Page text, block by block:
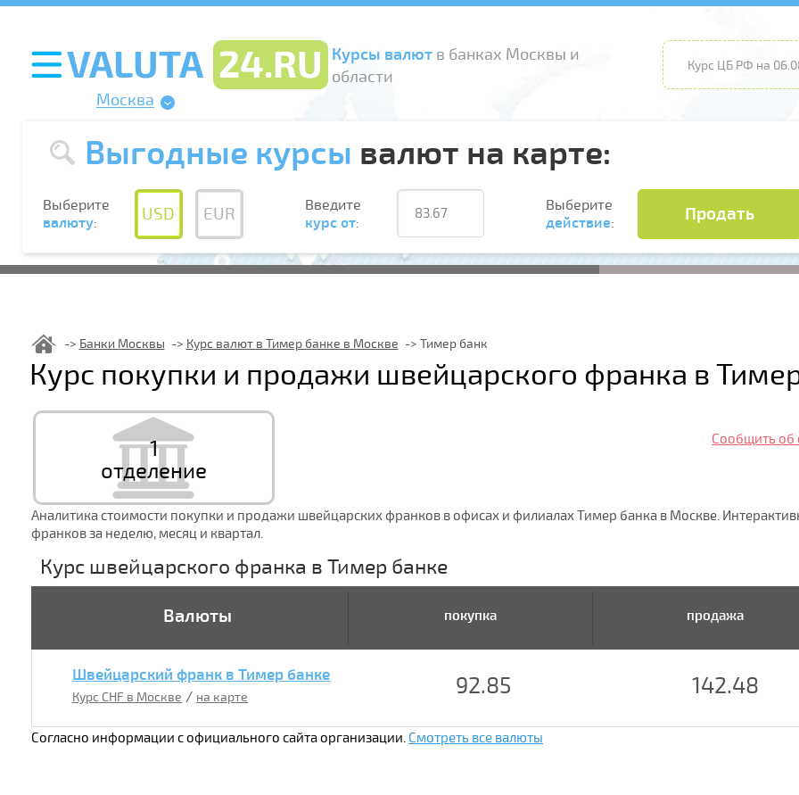
Курсы валютв банках Москвы и
области
Москва
Курс ЦБ РФ на
Выгодные курсы валют на карте:
Выберите
валюту: USD EUR
Введите
курс от:
Выберите
действие: Продать
Банки Москвы Курс валют в Тимер банке в Москве Тимер банк
Курс покупки и продажи швейцарского франка в
1
отделение
Сообщить об
Аналитика стоимости покупки и продажи швейцарских франков в офисах и филиалах Тимер банка в Москве.
франков за неделю, месяц и квартал.
Курс швейцарского франка в Тимер банке
Валюты покупка продажа
Швейцарский франк в Тимер банке
Курс CHF в Москве / на карте 92.85 142.48
Согласно информации с официального сайта организации. Смотреть все валюты